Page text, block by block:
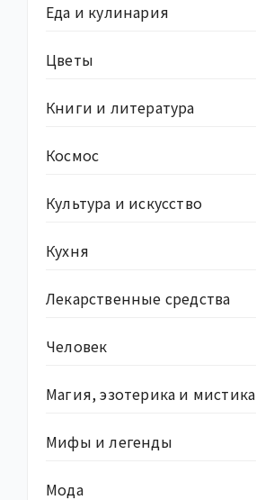
Еда и кулинария
Цветы
Книги и литература
Космос
Культура и искусство
Кухня
Лекарственные средства
Человек
Магия, эзотерика и мистика
Мифы и легенды
Мода